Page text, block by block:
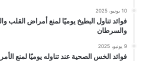
10 يونيو، 2025
فوائد تناول البطيخ يوميًا لمنع أمراض القلب
والسرطان
9 يونيو، 2025
فوائد الخس الصحية عند تناوله يوميًا لمنع